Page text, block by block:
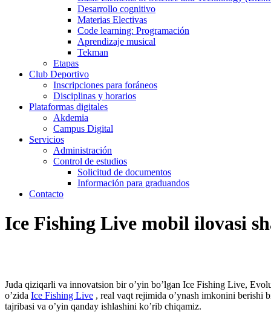
Desarrollo cognitivo
Materias Electivas
Code learning: Programación
Aprendizaje musical
Tekman
Etapas
Club Deportivo
Inscripciones para foráneos
Disciplinas y horarios
Plataformas digitales
Akdemia
Campus Digital
Servicios
Administración
Control de estudios
Solicitud de documentos
Información para graduandos
Contacto
Ice Fishing Live mobil ilovasi
Juda qiziqarli va innovatsion bir o’yin bo’lgan Ice Fishing Live,
o’zida Ice Fishing Live , real vaqt rejimida o’ynash imkonini berishi
tajribasi va o’yin qanday ishlashini ko’rib chiqamiz.